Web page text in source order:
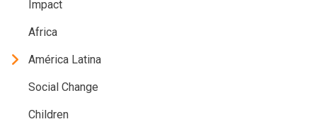
Impact
Africa
América Latina
Social Change
Children